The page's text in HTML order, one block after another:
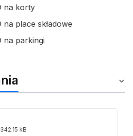
na korty
na place składowe
na parkingi
342.15 kB